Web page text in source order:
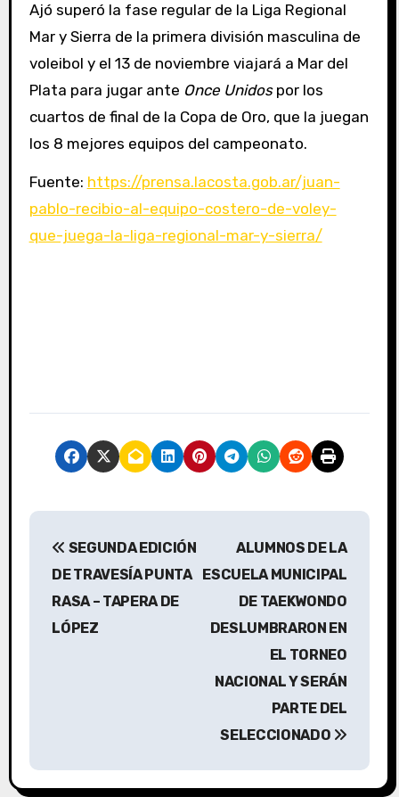
Ajó superó la fase regular de la Liga Regional
Mar y Sierra de la primera división masculina de
voleibol y el 13 de noviembre viajará a Mar del
Plata para jugar ante Once Unidospor los
cuartos de final de la Copa de Oro, que la juegan
los 8 mejores equipos del campeonato.
Fuente: https://prensa.lacosta.gob.ar/juan-
pablo-recibio-al-equipo-costero-de-voley-
que-juega-la-liga-regional-mar-y-sierra/
N
i
SEGUNDA EDICIÓN
DE TRAVESÍA PUNTA
RASA – TAPERA DE
LÓPEZ
ALUMNOS DE LA
ESCUELA MUNICIPAL
DE TAEKWONDO
DESLUMBRARON EN
EL TORNEO
NACIONAL Y SERÁN
PARTE DEL
SELECCIONADO